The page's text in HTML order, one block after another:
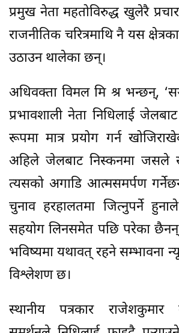
प्रमुख नेता महतोविरुद्ध खुलेरै
राजनीतिक चरित्रमाथि नै यस
उठाउन थालेका छन्।
अधिवक्ता विमल मि श्र भन्छन्,
प्रभावशाली नेता निधिलाई
रूपमा मात्र प्रयोग गर्न
अहिले जेलबाट निस्कनमा जसले
त्यसको अगाडि आत्मसमर्पण
चुनाव हरहालतमा जित्नुपर्ने
सहयोग लिनसमेत पछि परेका
भविष्यमा यथावत् रहने सम्भावना
विश्लेशण छ।
स्थानीय पत्रकार